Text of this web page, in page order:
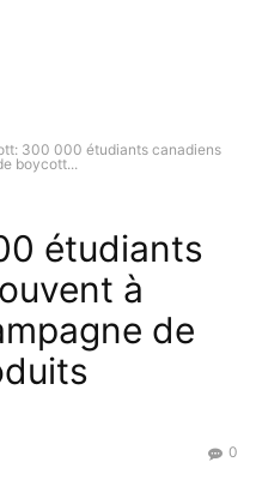
300 000 étudiants canadiens
boycott...
étudiants
à
de
0